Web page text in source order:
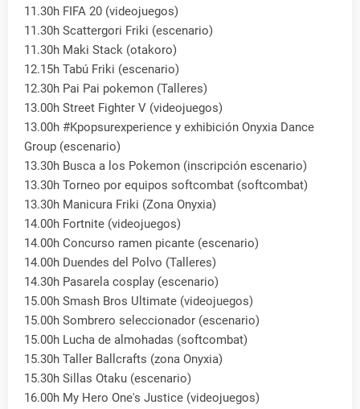
11.30h FIFA 20 (videojuegos)
11.30h Scattergori Friki (escenario)
11.30h Maki Stack (otakoro)
12.15h Tabú Friki (escenario)
12.30h Pai Pai pokemon (Talleres)
13.00h Street Fighter V (videojuegos)
13.00h #Kpopsurexperience y exhibición Onyxia Dance
Group (escenario)
13.30h Busca a los Pokemon (inscripción escenario)
13.30h Torneo por equipos softcombat (softcombat)
13.30h Manicura Friki (Zona Onyxia)
14.00h Fortnite (videojuegos)
14.00h Concurso ramen picante (escenario)
14.00h Duendes del Polvo (Talleres)
14.30h Pasarela cosplay (escenario)
15.00h Smash Bros Ultimate (videojuegos)
15.00h Sombrero seleccionador (escenario)
15.00h Lucha de almohadas (softcombat)
15.30h Taller Ballcrafts (zona Onyxia)
15.30h Sillas Otaku (escenario)
16.00h My Hero One's Justice (videojuegos)